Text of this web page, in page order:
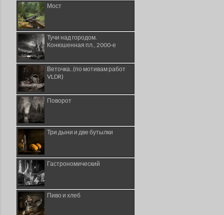
Мост
Тучи над городом.
Конюшенная пл., 2000-е
Веточка..(по мотивам работ
VLDR)
Поворот
Три дыни и две бутылки
Гастрономический
Пиво и хлеб